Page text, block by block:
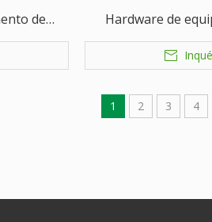
de
perna
Hardware de
serviço de
1 2 3 4